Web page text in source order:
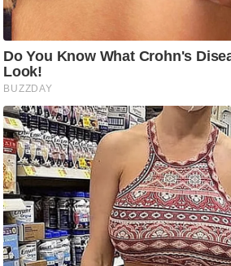
सा
यि
क
तृ
भू
मि
स्तं
भ
ए
म